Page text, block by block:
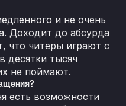
и не очень
Доходит до абсурда
что читеры играют с
десятки тысяч
не поймают.
есть возможности